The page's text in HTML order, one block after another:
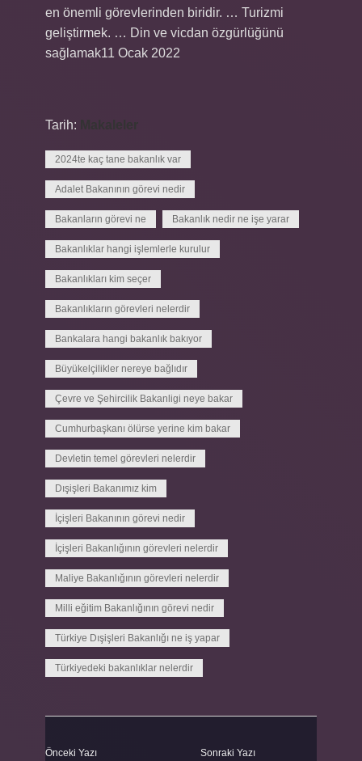
en önemli görevlerinden biridir. … Turizmi
geliştirmek. … Din ve vicdan özgürlüğünü
sağlamak11 Ocak 2022
Tarih:
2024te kaç tane bakanlık var
Adalet Bakanının görevi nedir
Bakanların görevi ne Bakanlık nedir ne işe yarar
Bakanlıklar hangi işlemlerle kurulur
Bakanlıkları kim seçer
Bakanlıkların görevleri nelerdir
Bankalara hangi bakanlık bakıyor
Büyükelçilikler nereye bağlıdır
Çevre ve Şehircilik Bakanligi neye bakar
Cumhurbaşkanı ölürse yerine kim bakar
Devletin temel görevleri nelerdir
Dışişleri Bakanımız kim
İçişleri Bakanının görevi nedir
İçişleri Bakanlığının görevleri nelerdir
Maliye Bakanlığının görevleri nelerdir
Milli eğitim Bakanlığının görevi nedir
Türkiye Dışişleri Bakanlığı ne iş yapar
Türkiyedeki bakanlıklar nelerdir
Önceki Yazı Sonraki Yazı